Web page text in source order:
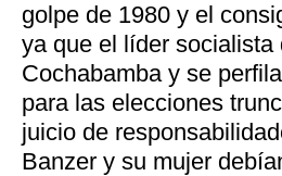
golpe de 1980 y el
ya que el líder
Cochabamba y se
para las elecciones
juicio de
Banzer y su mujer